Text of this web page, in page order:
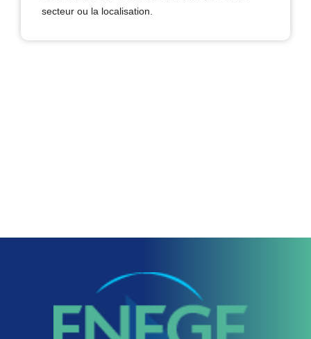
secteur ou la localisation.